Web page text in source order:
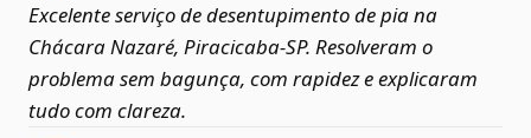
Excelente serviço de desentupimento de pia na
Chácara Nazaré, Piracicaba‑SP. Resolveram o
problema sem bagunça, com rapidez e explicaram
tudo com clareza.